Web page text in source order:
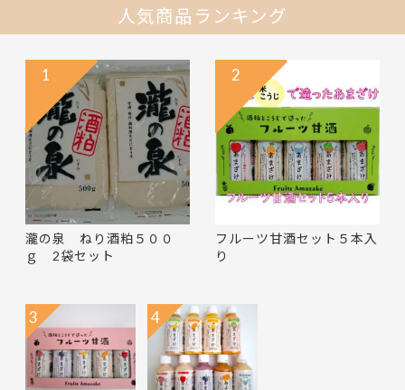
人気商品ランキング
瀧の泉 ねり酒粕５００
ｇ 2袋セット
1
フルーツ甘酒セット５本入
り
2
3 4